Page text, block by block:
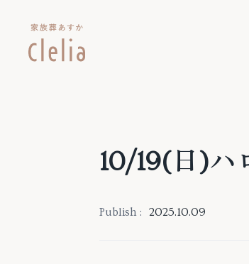
10/19(日)ハ
Publish : 2025.10.09